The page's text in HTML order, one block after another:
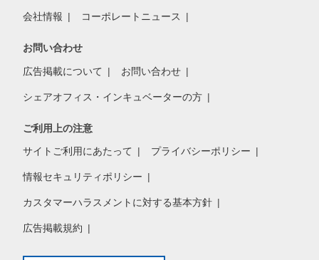
会社情報 コーポレートニュース
お問い合わせ
広告掲載について お問い合わせ
シェアオフィス・インキュベーターの方
ご利用上の注意
サイトご利用にあたって プライバシーポリシー
情報セキュリティポリシー
カスタマーハラスメントに対する基本方針
広告掲載規約